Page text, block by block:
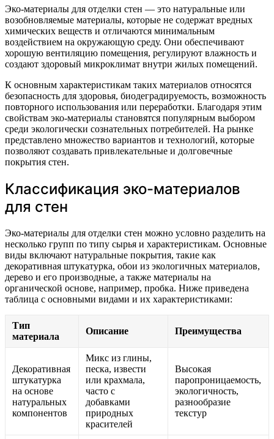
Эко-материалы для отделки стен — это натуральные или
возобновляемые материалы, которые не содержат вредных
химических веществ и отличаются минимальным
воздействием на окружающую среду. Они обеспечивают
хорошую вентиляцию помещения, регулируют влажность и
создают здоровый микроклимат внутри жилых помещений.
К основным характеристикам таких материалов относятся
безопасность для здоровья, биодеградируемость, возможность
повторного использования или переработки. Благодаря этим
свойствам эко-материалы становятся популярным выбором
среди экологически сознательных потребителей. На рынке
представлено множество вариантов и технологий, которые
позволяют создавать привлекательные и долговечные
покрытия стен.
Классификация эко-материалов
для стен
Эко-материалы для отделки стен можно условно разделить на
несколько групп по типу сырья и характеристикам. Основные
виды включают натуральные покрытия, такие как
декоративная штукатурка, обои из экологичных материалов,
дерево и его производные, а также материалы на
органической основе, например, пробка. Ниже приведена
таблица с основными видами и их характеристиками:
Тип
материала
Описание Преимущества
Декоративная
штукатурка
на основе
натуральных
компонентов
Микс из глины,
песка, извести
или крахмала,
часто с
добавками
природных
красителей
Высокая
паропроницаемость,
экологичность,
разнообразие
текстур